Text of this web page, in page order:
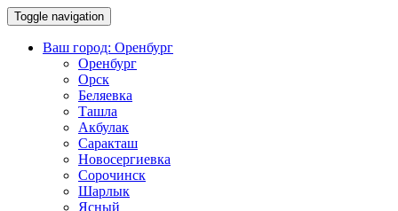
Toggle navigation
Ваш город: Оренбург
Оренбург
Орск
Беляевка
Ташла
Акбулак
Саракташ
Новосергиевка
Сорочинск
Шарлык
Ясный